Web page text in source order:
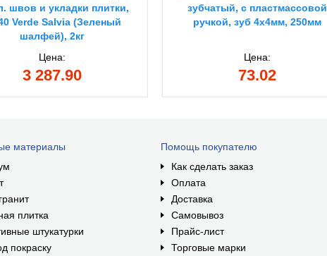
швов и укладки плитки,
Verde Salvia (Зеленый
шалфей), 2кг
Цена:
3 287.90
зубчатый, с пластмассовой
ручкой, зуб 4х4мм, 250мм
Цена:
73.02
материалы
плитка
штукатурки
покраску
Помощь покупателю
Как сделать заказ
Оплата
Доставка
Самовывоз
Прайс-лист
Торговые марки